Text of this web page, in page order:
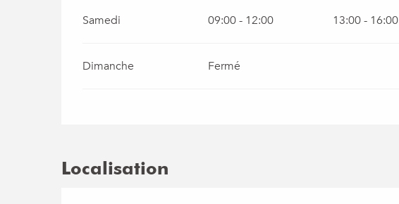
Samedi 09:00 - 12:00 13:00 - 16:00
Dimanche Fermé
Localisation